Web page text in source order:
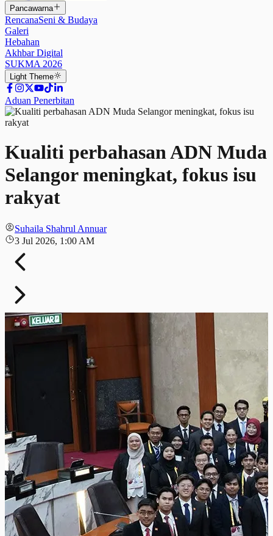
Pancawarna
RencanaSeni & Budaya
Galeri
Hebahan
Akhbar Digital
SUKMA 2026
Light Theme
Aduan Penerbitan
Kualiti perbahasan ADN Muda
Selangor meningkat, fokus isu
rakyat
Suhaila Shahrul Annuar
3 Jul 2026, 1:00 AM